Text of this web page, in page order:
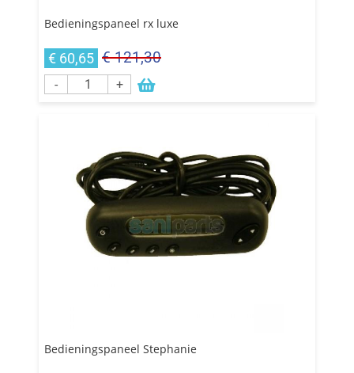
Bedieningspaneel rx luxe
€ 60,65 € 121,30
- +
Bedieningspaneel Stephanie